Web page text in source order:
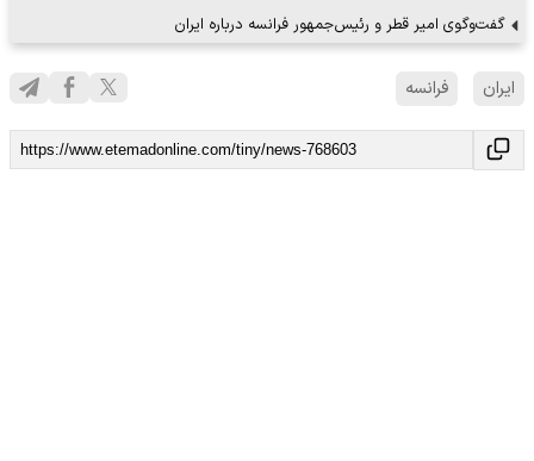
گفت‌وگوی امیر قطر و رئیس‌جمهور فرانسه درباره ایران
ایران فرانسه